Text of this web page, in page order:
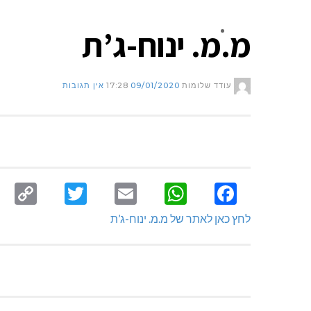
מ.מ. ינוח-ג’ת
עודד שלומות 09/01/2020
17:28 אין תגובות
Facebook
WhatsApp
Email
Twitter
לחץ כאן לאתר של מ.מ. ינוח-ג’ת